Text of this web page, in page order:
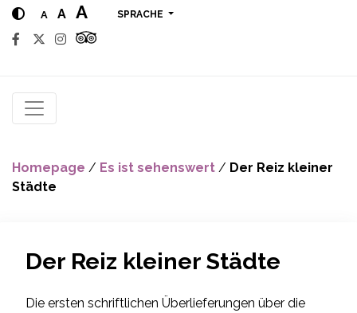
A A A SPRACHE
Homepage / Es ist sehenswert / Der Reiz kleiner
Städte
Der Reiz kleiner Städte
Die ersten schriftlichen Überlieferungen über die